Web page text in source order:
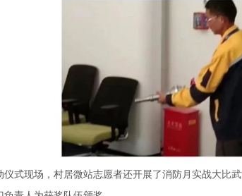
仪式现场，村居微站志愿者还开展了消防月实战大比